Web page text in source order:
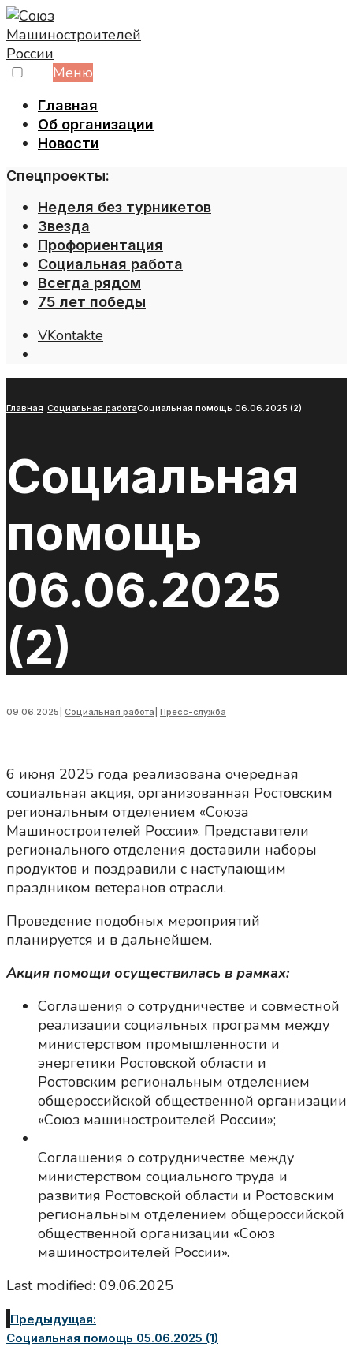
Skip
to
content
Меню
Главная
Об организации
Новости
Спецпроекты:
Неделя без турникетов
Звезда
Профориентация
Социальная работа
Всегда рядом
75 лет победы
VKontakte
Главная Социальная работаСоциальная помощь 06.06.2025 (2)
Социальная
помощь
06.06.2025
(2)
09.06.2025 Социальная работа Пресс-служба
6 июня 2025 года реализована очередная
социальная акция, организованная Ростовским
региональным отделением «Союза
Машиностроителей России». Представители
регионального отделения доставили наборы
продуктов и поздравили с наступающим
праздником ветеранов отрасли.
Проведение подобных мероприятий
планируется и в дальнейшем.
Акция помощи осуществилась в рамках:
Соглашения о сотрудничестве и совместной
реализации социальных программ между
министерством промышленности и
энергетики Ростовской области и
Ростовским региональным отделением
общероссийской общественной организации
«Союз машиностроителей России»;
Соглашения о сотрудничестве между
министерством социального труда и
развития Ростовской области и Ростовским
региональным отделением общероссийской
общественной организации «Союз
машиностроителей России».
Last modified: 09.06.2025
Предыдущая:
Социальная помощь 05.06.2025 (1)